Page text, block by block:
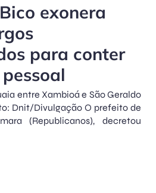
exonera
para conter
entre Xambioá e São Geraldo
Dnit/Divulgação O prefeito de
(Republicanos), decretou